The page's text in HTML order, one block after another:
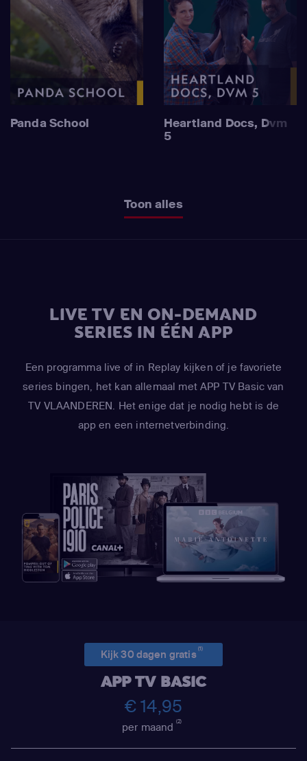
Panda School
Heartland Docs, Dvm
5
Toon alles
LIVE TV EN ON-DEMAND
SERIES IN ÉÉN APP
Een programma live of in Replay kijken of je favoriete
series bingen, het kan allemaal met APP TV Basic van
TV VLAANDEREN. Het enige dat je nodig hebt is de
app en een internetverbinding.
Kijk 30 dagen gratis(1)
APP TV BASIC
€ 14,95
per maand(2)